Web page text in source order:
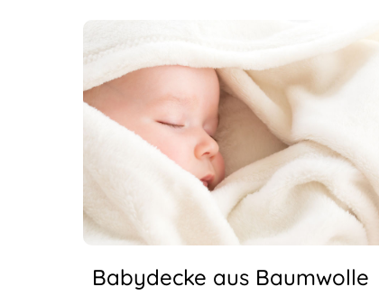
Babydecke aus Baumwolle